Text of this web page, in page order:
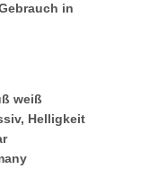
in
weiß
Helligkeit